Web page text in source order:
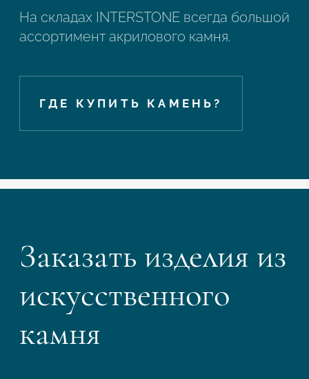
На складах INTERSTONE всегда большой
ассортимент акрилового камня.
ГДЕ КУПИТЬ КАМЕНЬ?
Заказать изделия из
искусственного
камня